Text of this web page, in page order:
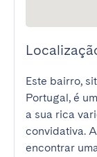
Este bairro,
Portugal, é
a sua rica
convidativa.
encontrar